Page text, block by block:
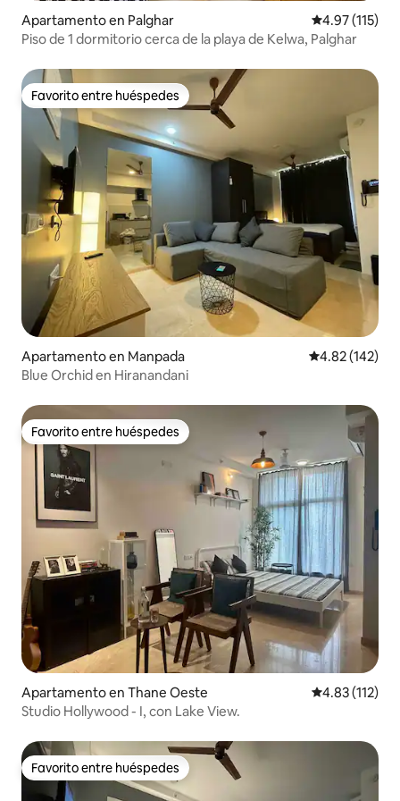
Apartamento en Palghar Calificación
4.97 (115)
Piso de 1 dormitorio cerca de la playa de Kelwa, Palghar
Favorito entre huéspedes
Favorito entre huéspedes
Apartamento en Manpada Calificación
4.82 (142)
Blue Orchid en Hiranandani
Favorito entre huéspedes
Favorito entre huéspedes
Apartamento en Thane Oeste Calificación
4.83 (112)
Studio Hollywood - I, con Lake View.
Favorito entre huéspedes
Favorito entre huéspedes